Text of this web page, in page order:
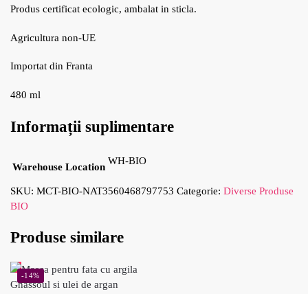
Produs certificat ecologic, ambalat in sticla.
Agricultura non-UE
Importat din Franta
480 ml
Informații suplimentare
Warehouse Location
WH-BIO
SKU: MCT-BIO-NAT3560468797753 Categorie: Diverse Produse
BIO
Produse similare
-14%